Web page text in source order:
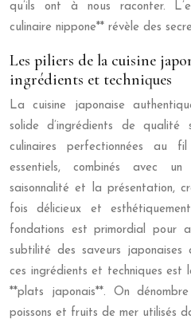
qu’ils ont à nous raconter.
culinaire nippone** révèle des
Les piliers de la cuisine
ingrédients et techniques
La cuisine japonaise
solide d’ingrédients de qualité
culinaires perfectionnées au
essentiels, combinés avec
saisonnalité et la présentation,
fois délicieux et
fondations est primordial pour
subtilité des saveurs
ces ingrédients et techniques est
**plats japonais**. On
poissons et fruits de mer utilisés